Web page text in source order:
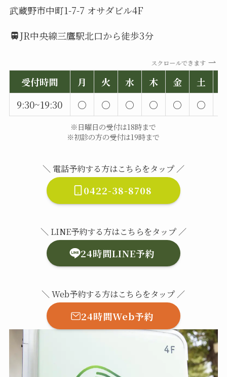
武蔵野市中町1-7-7 オサダビル4F
JR中央線三鷹駅北口から徒歩3分
スクロールできます
受付時間 月 火 水 木 金 土
9:30~19:30
○ ○ ○ ○ ○ ○
※日曜日の受付は18時まで
※初診の方の受付は19時まで
＼ 電話予約する方はこちらをタップ ／
0422-38-8708
＼ LINE予約する方はこちらをタップ ／
24時間LINE予約
＼ Web予約する方はこちらをタップ ／
24時間Web予約